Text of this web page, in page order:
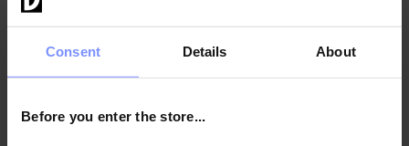
Consent Details About
Before you enter the store...
20.04.2026
OstroVit Aqua Kick Elektrolyty - Mikrobiologický test
23.03.2026
OstroVit Aqua Kick Elektrolyty - Testovanie obsahu